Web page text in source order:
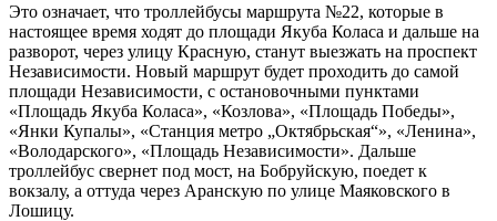
Это означает, что троллейбусы маршрута №22, которые в
настоящее время ходят до площади Якуба Коласа и дальше на
разворот, через улицу Красную, станут выезжать на проспект
Независимости. Новый маршрут будет проходить до самой
площади Независимости, с остановочными пунктами
«Площадь Якуба Коласа», «Козлова», «Площадь Победы»,
«Янки Купалы», «Станция метро „Октябрьская“», «Ленина»,
«Володарского», «Площадь Независимости». Дальше
троллейбус свернет под мост, на Бобруйскую, поедет к
вокзалу, а оттуда через Аранскую по улице Маяковского в
Лошицу.